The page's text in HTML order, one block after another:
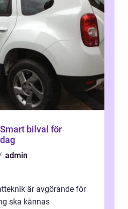
bilval för
admin
är avgörande för
ska kännas